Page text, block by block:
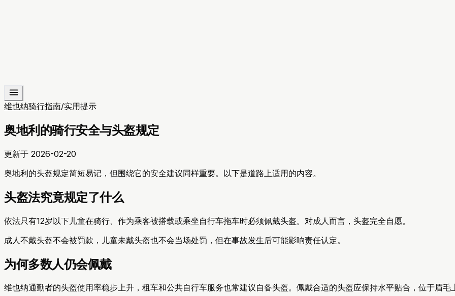
维也纳骑行指南/实用提示
奥地利的骑行安全与头盔规定
更新于 2026-02-20
奥地利的头盔规定简短易记，但围绕它的安全建议同样重要。以下是道路上适用的内容。
头盔法究竟规定了什么
依法只有12岁以下儿童在骑行、作为乘客被搭载或乘坐自行车拖车时必须佩戴头盔。对成人而言，头盔完全自愿。
成人不戴头盔不会被罚款，儿童未戴头盔也不会当场处罚，但在事故发生后可能影响责任认定。
为何多数人仍会佩戴
维也纳通勤者的头盔使用率稳步上升，租车和公共自行车服务也常建议自备头盔。佩戴合适的头盔应保持水平贴合，位于眉毛